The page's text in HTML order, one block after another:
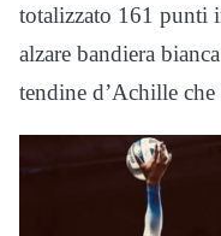
totalizzato 161 punti
alzare bandiera
tendine d’Achille